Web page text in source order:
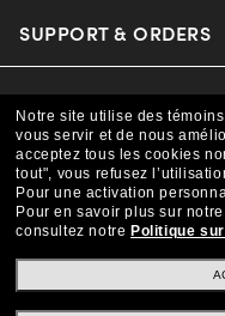
Coach
Michael Kors
Our Sunglasses
Ray-Ban | Meta
Oakley Meta
Eyewear Trends
Offers & Discount
Insurance
CAA Members
SUPPORT & ORDERS
Help Center
Online Order Status
Shipping & Returns
Frame Advisor
LEGAL
Privacy Policy
Terms & Conditions
Independent Doctor's
COMPANY INFO
About us
Our Flagship Store
CANADA (Français)
We guarantee
Notre site utilise des
vous servir et de nous
acceptez tous les cookies
tout", vous refusez
Pour une activation
Pour en savoir plus sur
consultez notre Politique